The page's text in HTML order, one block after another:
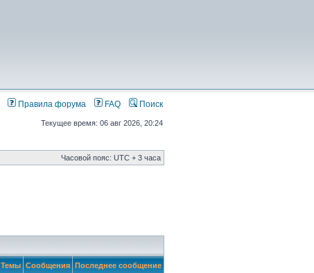
Правила форума FAQ Поиск
Текущее время: 06 авг 2026, 20:24
Часовой пояс: UTC + 3 часа
Темы Сообщения Последнее сообщение